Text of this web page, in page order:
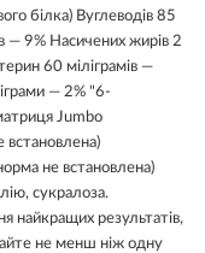
білка) Вуглеводів 85
— 9% Насичених жирів 2
60 міліграмів —
— 2% "6-
Jumbo
встановлена)
не встановлена)
сукралоза.
найкращих результатів,
не менш ніж одну